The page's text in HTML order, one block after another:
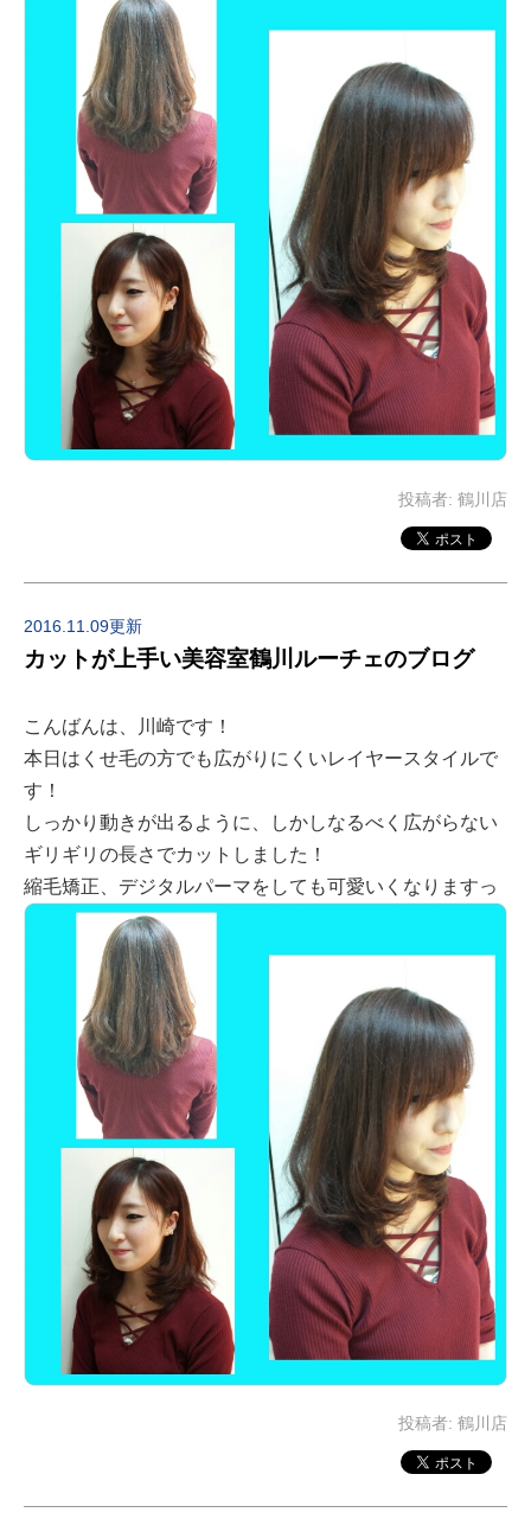
投稿者: 鶴川店
2016.11.09更新
カットが上手い美容室鶴川ルーチェのブログ
こんばんは、川崎です！
本日はくせ毛の方でも広がりにくいレイヤースタイルで
す！
しっかり動きが出るように、しかしなるべく広がらない
ギリギリの長さでカットしました！
縮毛矯正、デジタルパーマをしても可愛いくなりますっ
投稿者: 鶴川店